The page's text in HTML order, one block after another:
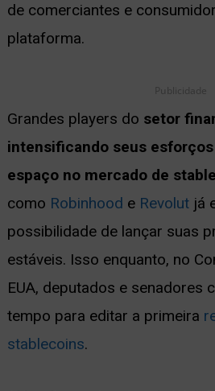
de comerciantes e
plataforma.
Publicidade
Grandes players do setor
intensificando seus
espaço no mercado de
como Robinhood e Revolutjá
possibilidade de lançar suas
estáveis. Isso enquanto, no
EUA, deputados e senadores
tempo para editar a primeira
stablecoins.